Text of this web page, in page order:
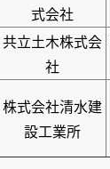
式会社
共立土木株式会
社
株式会社清水建
設工業所